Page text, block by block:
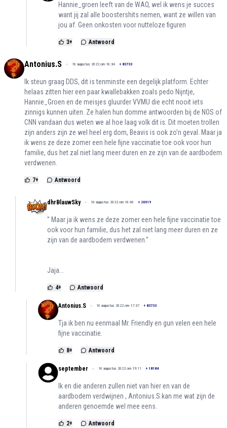
Hannie_groen leeft van de WAO, wel ik wens je succes
want jij zal alle boostershits nemen, want ze willen van
jou af. Geen onkosten voor nutteloze figuren
3+ Antwoord
Antonius.S 16 augustus 2022 om 16:34 + 83733
Ik steun graag DDS, dit is tenminste een degelijk platform. Echter
helaas zitten hier een paar kwallebakken zoals pedo Nijntje,
Hannie_Groen en de meisjes gluurder VVMU die echt nooit iets
zinnigs kunnen uiten. Ze halen hun domme antwoorden bij de NOS of
CNN vandaan dus weten we al hoe laag volk dit is. Dit moeten trollen
zijn anders zijn ze wel heel erg dom, Beavis is ook zo'n geval. Maar ja
ik wens ze deze zomer een hele fijne vaccinatie toe ook voor hun
familie, dus het zal niet lang meer duren en ze zijn van de aardbodem
verdwenen.
7+ Antwoord
dhrBlauwSky 16 augustus 2022 om 16:46 + 20019
'' Maar ja ik wens ze deze zomer een hele fijne vaccinatie toe
ook voor hun familie, dus het zal niet lang meer duren en ze
zijn van de aardbodem verdwenen.''
Jaja...
4+ Antwoord
Antonius.S 16 augustus 2022 om 17:37 + 83733
Tja ik ben nu eenmaal Mr. Friendly en gun velen een hele
fijne vaccinatie.
8+ Antwoord
september 16 augustus 2022 om 19:11 + 18184
Ik en die anderen zullen niet van hier en van de
aardbodem verdwijnen , Antonius.S.kan me wat zijn de
anderen genoemde wel mee eens.
2+ Antwoord